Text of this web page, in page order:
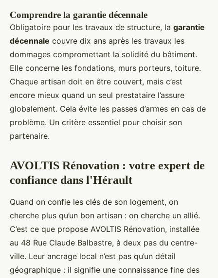
Comprendre la garantie décennale
Obligatoire pour les travaux de structure, la garantie
décennale couvre dix ans après les travaux les
dommages compromettant la solidité du bâtiment.
Elle concerne les fondations, murs porteurs, toiture.
Chaque artisan doit en être couvert, mais c’est
encore mieux quand un seul prestataire l’assure
globalement. Cela évite les passes d’armes en cas de
problème. Un critère essentiel pour choisir son
partenaire.
AVOLTIS Rénovation : votre expert de
confiance dans l'Hérault
Quand on confie les clés de son logement, on
cherche plus qu’un bon artisan : on cherche un allié.
C’est ce que propose AVOLTIS Rénovation, installée
au 48 Rue Claude Balbastre, à deux pas du centre-
ville. Leur ancrage local n’est pas qu’un détail
géographique : il signifie une connaissance fine des